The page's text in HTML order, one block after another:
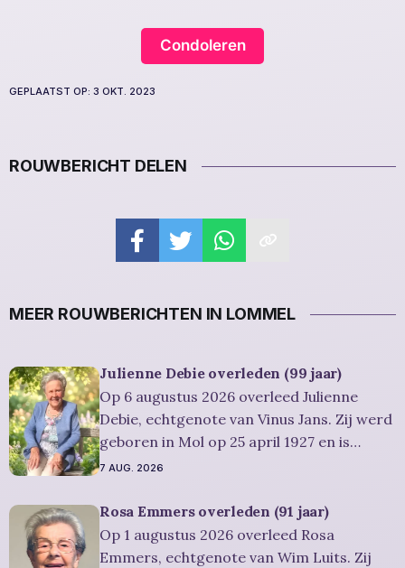
Condoleren
GEPLAATST OP: 3 OKT. 2023
ROUWBERICHT DELEN
MEER ROUWBERICHTEN IN LOMMEL
Julienne Debie overleden (99 jaar)
Op 6 augustus 2026 overleed Julienne
Debie, echtgenote van Vinus Jans. Zij werd
geboren in Mol op 25 april 1927 en is
overleden in Lommel op 6 augustus 2026.
jaar. Rouwbericht Severens: Er is
gelegenheid om in alle rust en stilte
persoonlijk
7 AUG. 2026
Rosa Emmers overleden (91 jaar)
Op 1 augustus 2026 overleed Rosa
Emmers, echtgenote van Wim Luits. Zij